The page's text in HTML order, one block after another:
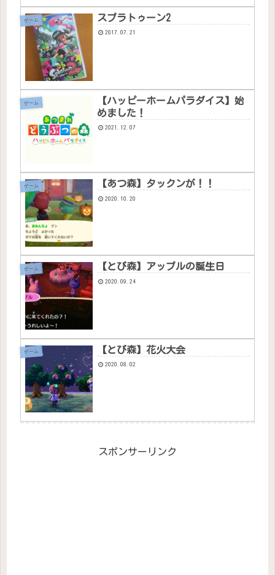
ゲーム スプラトゥーン2
2017.07.21
ゲーム
【ハッピーホームパラダイス】始
めました！
2021.12.07
ゲーム 【あつ森】タックンが！！
2020.10.20
ゲーム 【とび森】アップルの誕生日
2020.09.24
ゲーム 【とび森】花火大会
2020.08.02
スポンサーリンク